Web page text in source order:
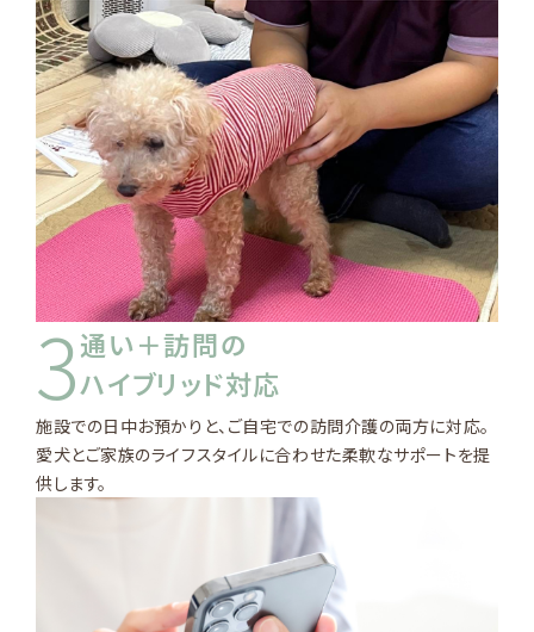
3通い＋訪問の
ハイブリッド対応
施設での日中お預かりと、ご自宅での訪問介護の両方に対応。
愛犬とご家族のライフスタイルに合わせた柔軟なサポートを提
供します。